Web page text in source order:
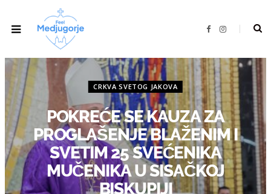
F
b
o
o
k
I
a
g
r
a
m
CRKVA SVETOG JAKOVA
POKREĆE SE KAUZA ZA
PROGLAŠENJE BLAŽENIM I
SVETIM 25 SVEĆENIKA
MUČENIKA U SISAČKOJ
BISKUPIJI